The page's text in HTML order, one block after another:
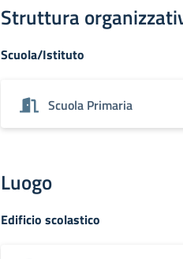
Struttura
Scuola/Istituto
Scuola Primaria
Luogo
Edificio scolastico